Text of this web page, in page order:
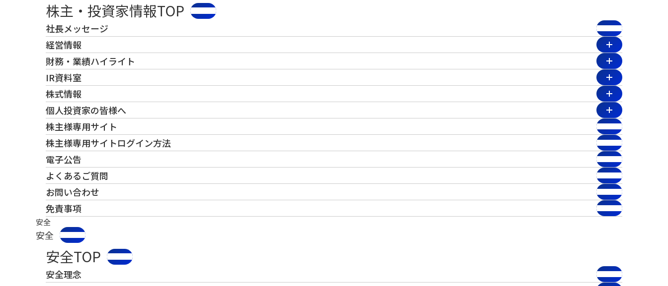
株主・投資家情報TOP
社長メッセージ
経営情報
財務・業績ハイライト
IR資料室
株式情報
個人投資家の皆様へ
株主様専用サイト
株主様専用サイトログイン方法
電子公告
よくあるご質問
お問い合わせ
免責事項
安全
安全
安全TOP
安全理念